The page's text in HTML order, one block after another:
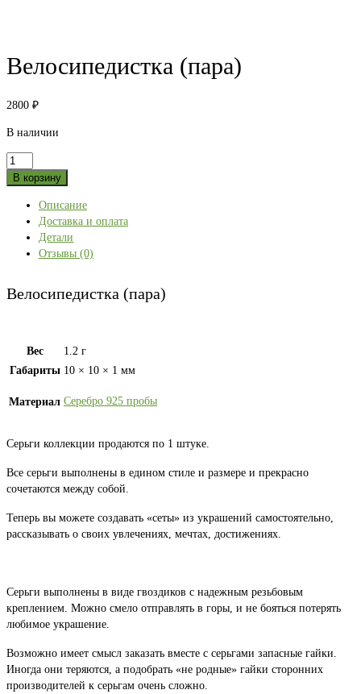
Велосипедистка (пара)
2800 ₽
В наличии
Количество
товара
(пара)
В корзину
Описание
Доставка и оплата
Детали
Отзывы (0)
Велосипедистка (пара)
Вес
1.2 г
Габариты 10 × 10 × 1 мм
Материал Серебро 925 пробы
Серьги коллекции продаются по 1 штуке.
Все серьги выполнены в едином стиле и размере и прекрасно
сочетаются между собой.
Теперь вы можете создавать «сеты» из украшений самостоятельно,
рассказывать о своих увлечениях, мечтах, достижениях.
Серьги выполнены в виде гвоздиков с надежным резьбовым
креплением. Можно смело отправлять в горы, и не бояться потерять
любимое украшение.
Возможно имеет смысл заказать вместе с серьгами запасные гайки.
Иногда они теряются, а подобрать «не родные» гайки сторонних
производителей к серьгам очень сложно.